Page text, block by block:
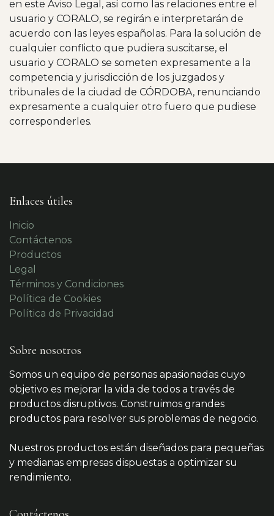
en este Aviso Legal, así como las relaciones entre el
usuario y CORALO, se regirán e interpretarán de
acuerdo con las leyes españolas. Para la solución de
cualquier conflicto que pudiera suscitarse, el
usuario y CORALO se someten expresamente a la
competencia y jurisdicción de los juzgados y
tribunales de la ciudad de CÓRDOBA, renunciando
expresamente a cualquier otro fuero que pudiese
corresponderles.
Enlaces útiles
Inicio
Contáctenos
Productos
Legal
Términos y Condiciones
Política de Cookies
Política de Privacidad
Sobre nosotros
Somos un equipo de personas apasionadas cuyo
objetivo es mejorar la vida de todos a través de
productos disruptivos. Construimos grandes
productos para resolver sus problemas de negocio.
Nuestros productos están diseñados para pequeñas
y medianas empresas dispuestas a optimizar su
rendimiento.